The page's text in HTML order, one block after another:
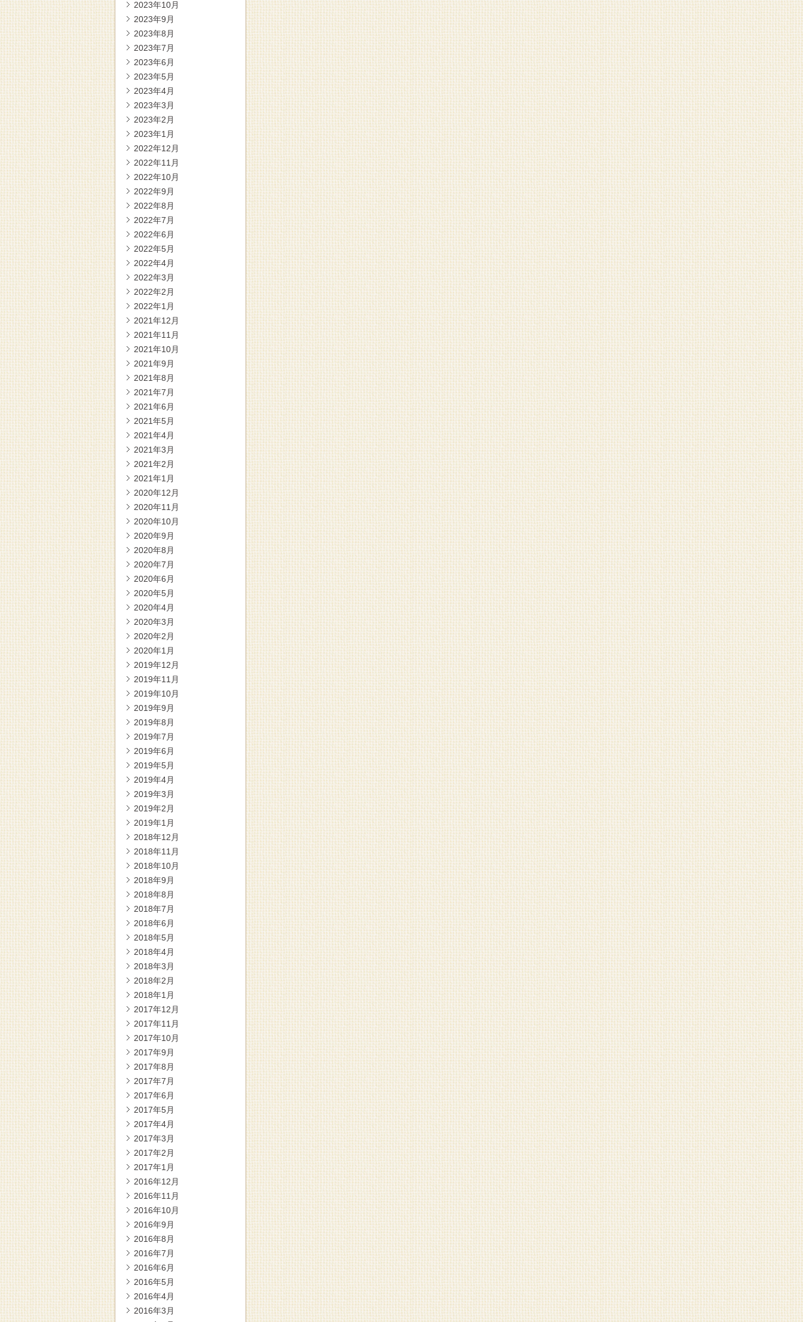
2023年10月
2023年9月
2023年8月
2023年7月
2023年6月
2023年5月
2023年4月
2023年3月
2023年2月
2023年1月
2022年12月
2022年11月
2022年10月
2022年9月
2022年8月
2022年7月
2022年6月
2022年5月
2022年4月
2022年3月
2022年2月
2022年1月
2021年12月
2021年11月
2021年10月
2021年9月
2021年8月
2021年7月
2021年6月
2021年5月
2021年4月
2021年3月
2021年2月
2021年1月
2020年12月
2020年11月
2020年10月
2020年9月
2020年8月
2020年7月
2020年6月
2020年5月
2020年4月
2020年3月
2020年2月
2020年1月
2019年12月
2019年11月
2019年10月
2019年9月
2019年8月
2019年7月
2019年6月
2019年5月
2019年4月
2019年3月
2019年2月
2019年1月
2018年12月
2018年11月
2018年10月
2018年9月
2018年8月
2018年7月
2018年6月
2018年5月
2018年4月
2018年3月
2018年2月
2018年1月
2017年12月
2017年11月
2017年10月
2017年9月
2017年8月
2017年7月
2017年6月
2017年5月
2017年4月
2017年3月
2017年2月
2017年1月
2016年12月
2016年11月
2016年10月
2016年9月
2016年8月
2016年7月
2016年6月
2016年5月
2016年4月
2016年3月